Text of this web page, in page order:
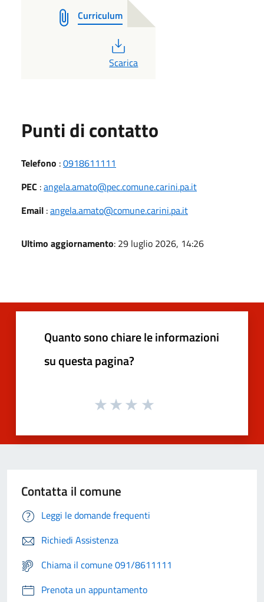
Curriculum
PDF
Scarica
Punti di contatto
Telefono :0918611111
PEC :angela.amato@pec.comune.carini.pa.it
Email :angela.amato@comune.carini.pa.it
Ultimo aggiornamento: 29 luglio 2026, 14:26
Quanto sono chiare le informazioni
su questa pagina?
Contatta il comune
Leggi le domande frequenti
Richiedi Assistenza
Chiama il comune 091/8611111
Prenota un appuntamento